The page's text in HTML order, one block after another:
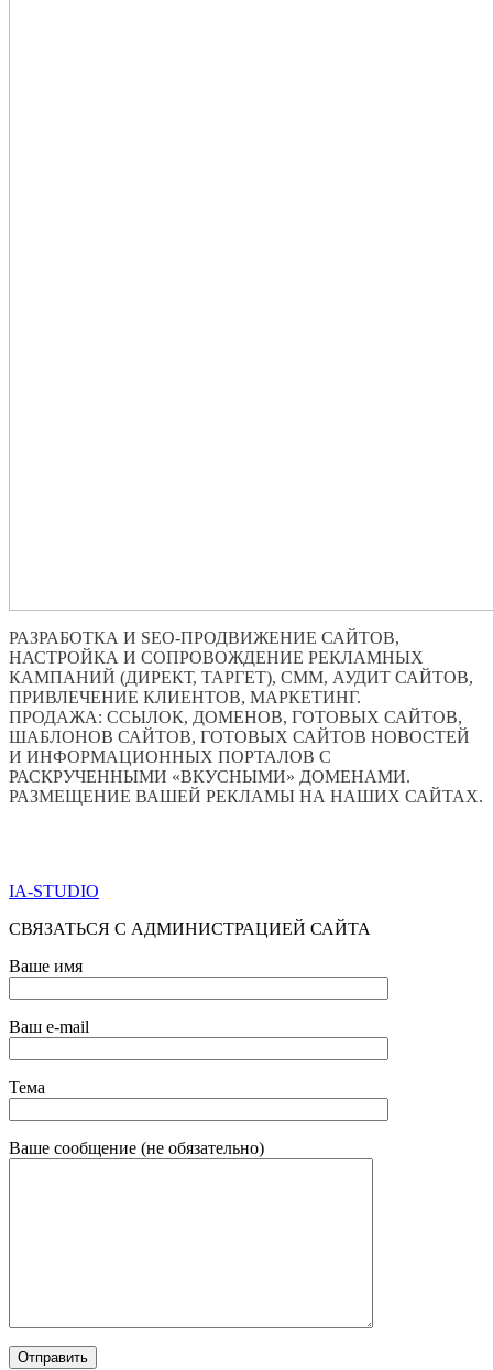
РАЗРАБОТКА И SEO-ПРОДВИЖЕНИЕ САЙТОВ,
НАСТРОЙКА И СОПРОВОЖДЕНИЕ РЕКЛАМНЫХ
КАМПАНИЙ (ДИРЕКТ, ТАРГЕТ), СММ, АУДИТ САЙТОВ,
ПРИВЛЕЧЕНИЕ КЛИЕНТОВ, МАРКЕТИНГ.
ПРОДАЖА: ССЫЛОК, ДОМЕНОВ, ГОТОВЫХ САЙТОВ,
ШАБЛОНОВ САЙТОВ, ГОТОВЫХ САЙТОВ НОВОСТЕЙ
И ИНФОРМАЦИОННЫХ ПОРТАЛОВ С
РАСКРУЧЕННЫМИ «ВКУСНЫМИ» ДОМЕНАМИ.
РАЗМЕЩЕНИЕ ВАШЕЙ РЕКЛАМЫ НА НАШИХ САЙТАХ.
IA-STUDIO
СВЯЗАТЬСЯ С АДМИНИСТРАЦИЕЙ САЙТА
Ваше имя
Ваш e-mail
Тема
Ваше сообщение (не обязательно)